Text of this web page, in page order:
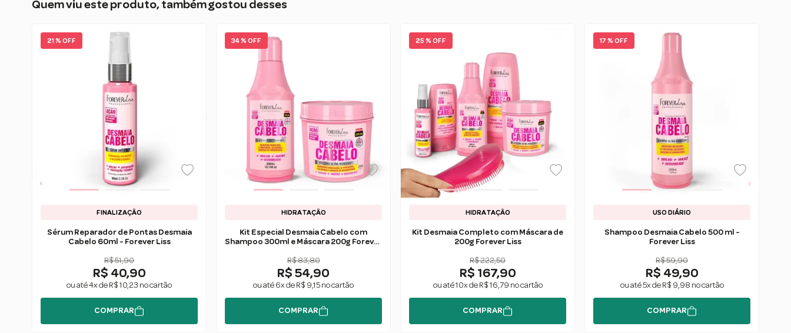
Quem viu este produto, também gostou desses
21 % OFF
FINALIZAÇÃO
Sérum Reparador de Pontas Desmaia
Cabelo 60ml - Forever Liss
R$ 51,90
R$ 40,90
ou até 4x de R$ 10,23 no cartão
COMPRAR
34 % OFF
HIDRATAÇÃO
Kit Especial Desmaia Cabelo com
Shampoo 300ml e Máscara 200g Forever
R$ 83,80
R$ 54,90
ou até 6x de R$ 9,15 no cartão
COMPRAR
25 % OFF
HIDRATAÇÃO
Kit Desmaia Completo com Máscara de
200g Forever Liss
R$ 222,50
R$ 167,90
ou até 10x de R$ 16,79 no cartão
COMPRAR
17 % OFF
USO DIÁRIO
Shampoo Desmaia Cabelo 500 ml -
Forever Liss
R$ 59,90
R$ 49,90
ou até 5x de R$ 9,98 no cartão
COMPRAR